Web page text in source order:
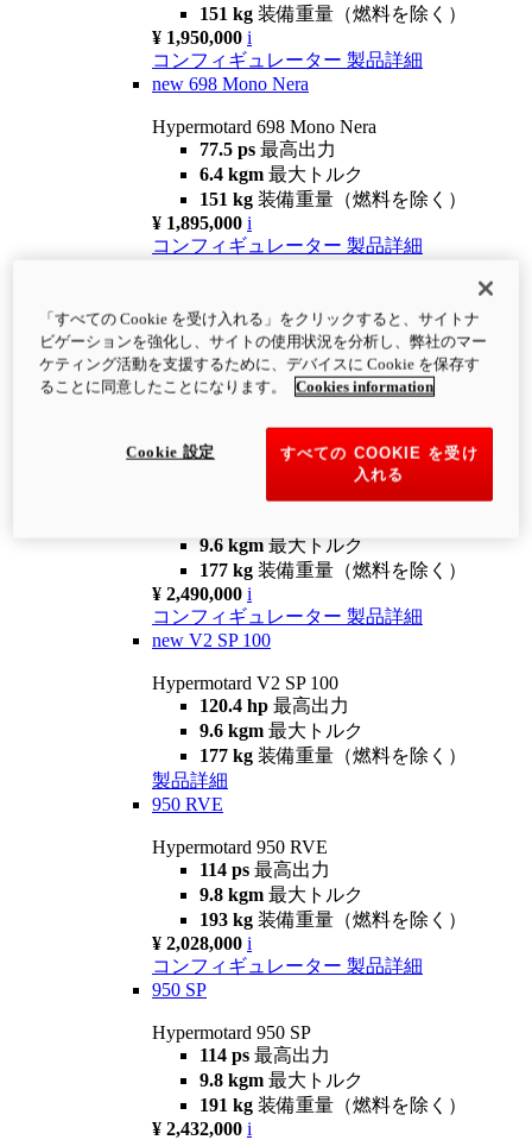
151 kg 装備重量（燃料を除く）
¥ 1,950,000 i
コンフィギュレーター 製品詳細
new 698 Mono Nera
Hypermotard 698 Mono Nera
77.5 ps 最高出力
6.4 kgm 最大トルク
151 kg 装備重量（燃料を除く）
¥ 1,895,000 i
コンフィギュレーター 製品詳細
Hypermotard V2
120.4 hp最高出力
9.6 kgm最大トルク
180 kg装備重量（燃料を除く）
コンフィギュレーター 製品詳細
newV2 SP
Hypermotard V2 SP
9.6 kgm 最大トルク
177 kg 装備重量（燃料を除く）
¥ 2,490,000 i
コンフィギュレーター 製品詳細
new V2 SP 100
Hypermotard V2 SP 100
120.4 hp 最高出力
9.6 kgm 最大トルク
177 kg 装備重量（燃料を除く）
製品詳細
950 RVE
Hypermotard 950 RVE
114 ps 最高出力
9.8 kgm 最大トルク
193 kg 装備重量（燃料を除く）
¥ 2,028,000 i
コンフィギュレーター 製品詳細
950 SP
Hypermotard 950 SP
114 ps 最高出力
9.8 kgm 最大トルク
191 kg 装備重量（燃料を除く）
¥ 2,432,000 i
「すべての Cookie を受け入れる」をクリックすると、サイトナ
ビゲーションを強化し、サイトの使用状況を分析し、弊社のマー
ケティング活動を支援するために、デバイスに Cookie を保存す
ることに同意したことになります。
Cookies information
すべての COOKIE を受け
入れる
Cookie 設定